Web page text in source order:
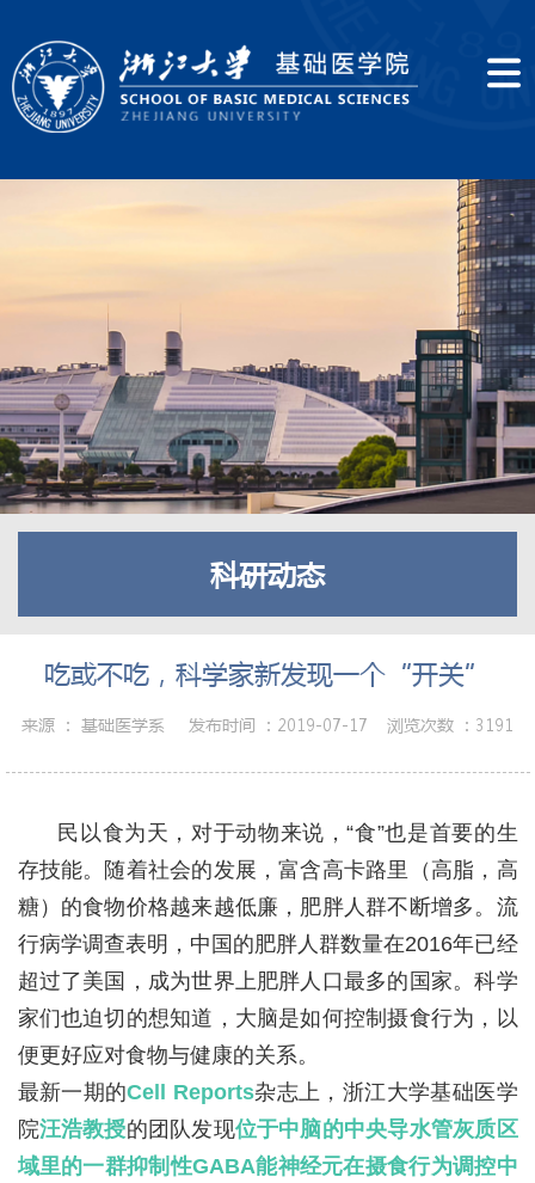
科研动态
吃或不吃，科学家新发现一个“开关”
来源 ： 基础医学系 发布时间 ： 2019-07-17 浏览次数 ： 3191
民以食为天，对于动物来说，“食”也是首要的生
存技能。随着社会的发展，富含高卡路里（高脂，高
糖）的食物价格越来越低廉，肥胖人群不断增多。流
行病学调查表明，中国的肥胖人群数量在2016年已经
超过了美国，成为世界上肥胖人口最多的国家。科学
家们也迫切的想知道，大脑是如何控制摄食行为，以
便更好应对食物与健康的关系。
最新一期的Cell Reports杂志上，浙江大学基础医学
院汪浩教授的团队发现位于中脑的中央导水管灰质区
域里的一群抑制性GABA能神经元在摄食行为调控中